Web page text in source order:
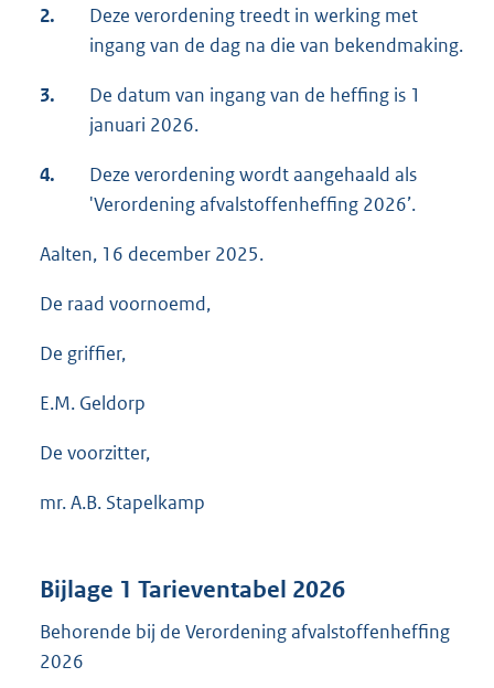
2.
Deze verordening treedt in werking met
ingang van de dag na die van bekendmaking.
3.
De datum van ingang van de heffing is 1
januari 2026.
4.
Deze verordening wordt aangehaald als
'Verordening afvalstoffenheffing 2026’.
Aalten, 16 december 2025.
De raad voornoemd,
De griffier,
E.M. Geldorp
De voorzitter,
mr. A.B. Stapelkamp
Bijlage 1 Tarieventabel 2026
Behorende bij de Verordening afvalstoffenheffing
2026